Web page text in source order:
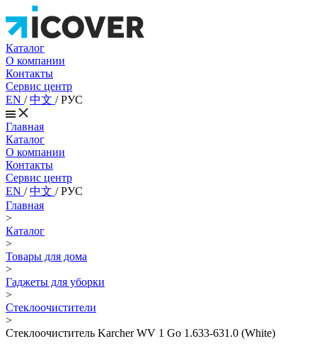
Каталог
О компании
Контакты
Сервис центр
EN /中文 /РУС
Главная
Каталог
О компании
Контакты
Сервис центр
EN /中文 /РУС
Главная
>
Каталог
>
Товары для дома
>
Гаджеты для уборки
>
Стеклоочистители
>
Стеклоочиститель Karcher WV 1 Go 1.633-631.0 (White)